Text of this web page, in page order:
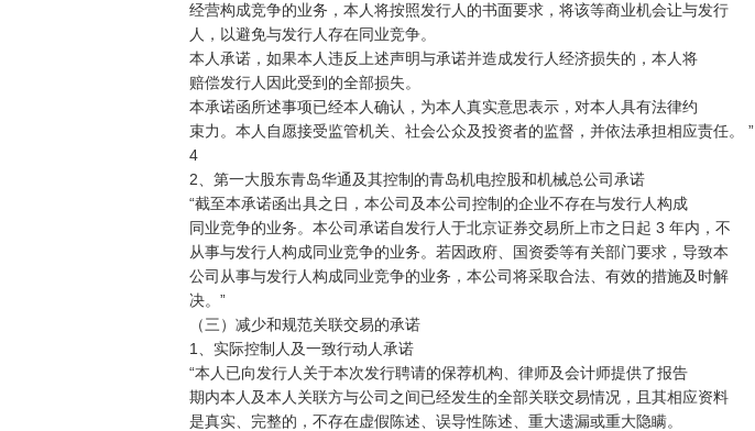
经营构成竞争的业务，本人将按照发行人的书面要求，将该等商业机会让与发行
人，以避免与发行人存在同业竞争。
本人承诺，如果本人违反上述声明与承诺并造成发行人经济损失的，本人将
赔偿发行人因此受到的全部损失。
本承诺函所述事项已经本人确认，为本人真实意思表示，对本人具有法律约
束力。本人自愿接受监管机关、社会公众及投资者的监督，并依法承担相应责任。 ”
4
2、第一大股东青岛华通及其控制的青岛机电控股和机械总公司承诺
“截至本承诺函出具之日，本公司及本公司控制的企业不存在与发行人构成
同业竞争的业务。本公司承诺自发行人于北京证券交易所上市之日起 3 年内，不
从事与发行人构成同业竞争的业务。若因政府、国资委等有关部门要求，导致本
公司从事与发行人构成同业竞争的业务，本公司将采取合法、有效的措施及时解
决。”
（三）减少和规范关联交易的承诺
1、实际控制人及一致行动人承诺
“本人已向发行人关于本次发行聘请的保荐机构、律师及会计师提供了报告
期内本人及本人关联方与公司之间已经发生的全部关联交易情况，且其相应资料
是真实、完整的，不存在虚假陈述、误导性陈述、重大遗漏或重大隐瞒。